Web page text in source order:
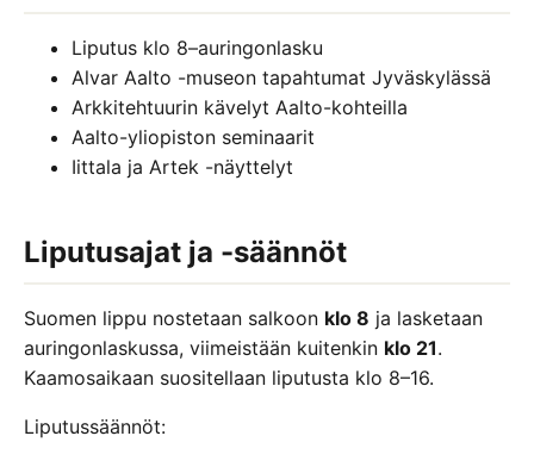
Liputus klo 8–auringonlasku
Alvar Aalto -museon tapahtumat Jyväskylässä
Arkkitehtuurin kävelyt Aalto-kohteilla
Aalto-yliopiston seminaarit
Iittala ja Artek -näyttelyt
Liputusajat ja -säännöt
Suomen lippu nostetaan salkoon klo 8 ja lasketaan
auringonlaskussa, viimeistään kuitenkin klo 21.
Kaamosaikaan suositellaan liputusta klo 8–16.
Liputussäännöt: